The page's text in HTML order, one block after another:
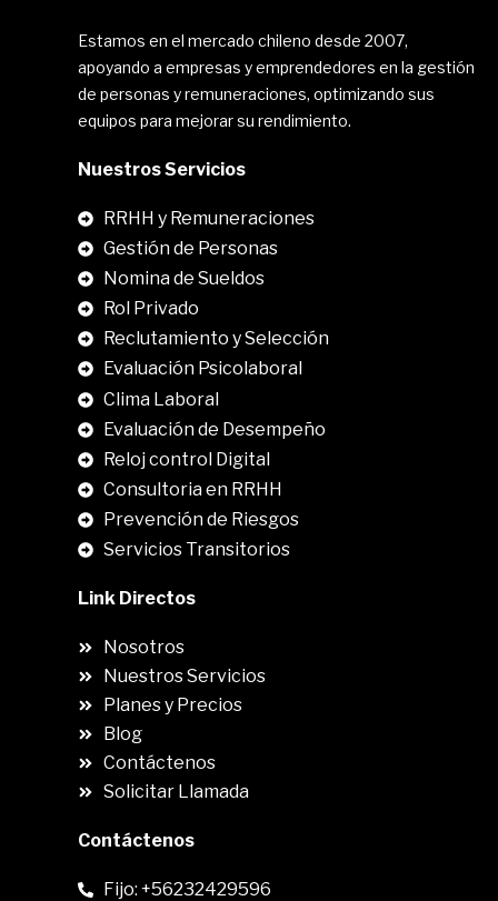
Estamos en el mercado chileno desde 2007,
apoyando a empresas y emprendedores en la gestión
de personas y remuneraciones, optimizando sus
equipos para mejorar su rendimiento.
Nuestros Servicios
RRHH y Remuneraciones
Gestión de Personas
Nomina de Sueldos
Rol Privado
Reclutamiento y Selección
Evaluación Psicolaboral
Clima Laboral
Evaluación de Desempeño
Reloj control Digital
Consultoria en RRHH
Prevención de Riesgos
Servicios Transitorios
Link Directos
Nosotros
Nuestros Servicios
Planes y Precios
Blog
Contáctenos
Solicitar Llamada
Contáctenos
Fijo: +56232429596